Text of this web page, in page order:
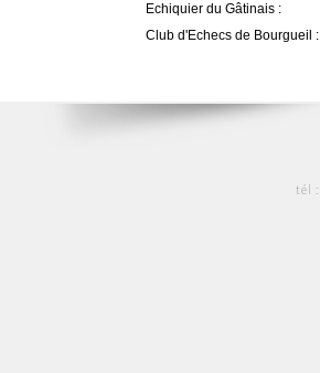
Echiquier du Gâtinais :
Club d'Echecs de Bourgueil :
tél :